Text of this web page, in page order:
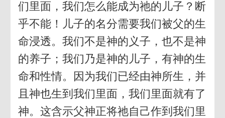
们里面，我们怎么能成为祂的儿子？断
乎不能！儿子的名分需要我们被父的生
命浸透。我们不是神的义子，也不是神
的养子；我们乃是神的儿子，有神的生
命和性情。因为我们已经由神所生，并
且神也生到我们里面，我们里面就有了
神。这含示父神正将祂自己作到我们里